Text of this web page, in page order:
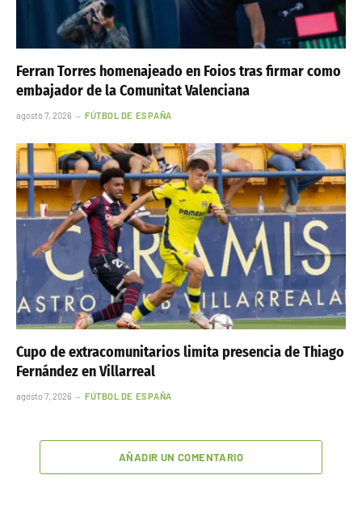
Ferran Torres homenajeado en Foios tras firmar como
embajador de la Comunitat Valenciana
agosto 7, 2026 FÚTBOL DE ESPAÑA
Cupo de extracomunitarios limita presencia de Thiago
Fernández en Villarreal
agosto 7, 2026 FÚTBOL DE ESPAÑA
AÑADIR UN COMENTARIO